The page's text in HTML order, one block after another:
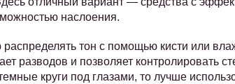
наслоения.
распределять тон с помощью кисти или
разводов и позволяет контролировать
круги под глазами, то лучше